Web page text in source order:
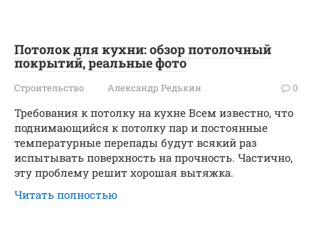
Потолок для кухни: обзор потолочный
покрытий, реальные фото
Строительство Александр Редькин 0
Требования к потолку на кухне Всем известно, что
поднимающийся к потолку пар и постоянные
температурные перепады будут всякий раз
испытывать поверхность на прочность. Частично,
эту проблему решит хорошая вытяжка.
Читать полностью